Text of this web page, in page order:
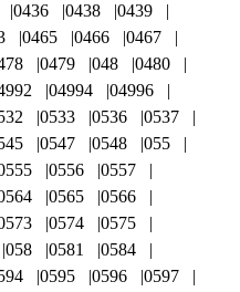
0436 0438
0439
0465 0466
0467
0479 048
0480
04994
04996
0533 0536
0537
0547 0548
055
0556
0557
0565
0566
0574
0575
058 0581
0584
0595 0596
0597